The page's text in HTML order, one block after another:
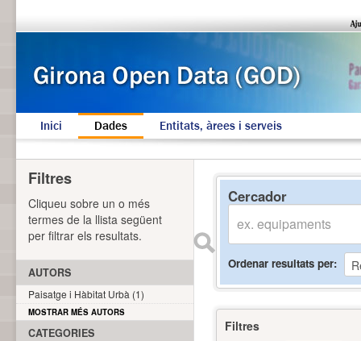
Inici Dades Entitats, àrees i serveis
Cercador
Ordenar resultats per
Filtres
Filtres
Cliqueu sobre un o més
termes de la llista següent
per filtrar els resultats.
AUTORS
Paisatge i Hàbitat Urbà (1)
MOSTRAR MÉS AUTORS
CATEGORIES